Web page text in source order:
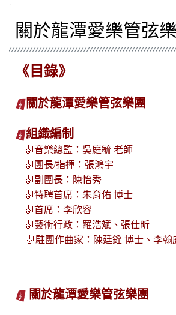
關於龍潭愛樂管弦
《目錄》
關於龍潭愛樂管弦樂團
組織編制
🎻音樂總監： 吳庭毓 老師
🎻 團長/指揮：張鴻宇
🎻副團長：陳怡秀
🎻特聘首席：朱育佑 博士
🎻首席：李欣容
🎻藝術行政：羅浩斌、張仕昕
🎻駐團作曲家：陳廷銓 博士、李翰
關於龍潭愛樂管弦樂團